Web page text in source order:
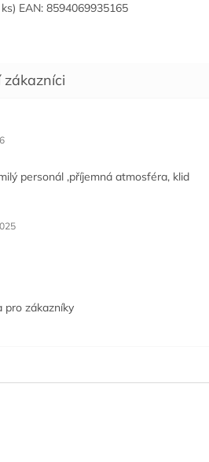
EAN: 8594069935165
obchodu je 5 z 5 hvězdiček.
personál ,příjemná atmosféra, klid
obchodu je 5 z 5 hvězdiček.
pro zákazníky